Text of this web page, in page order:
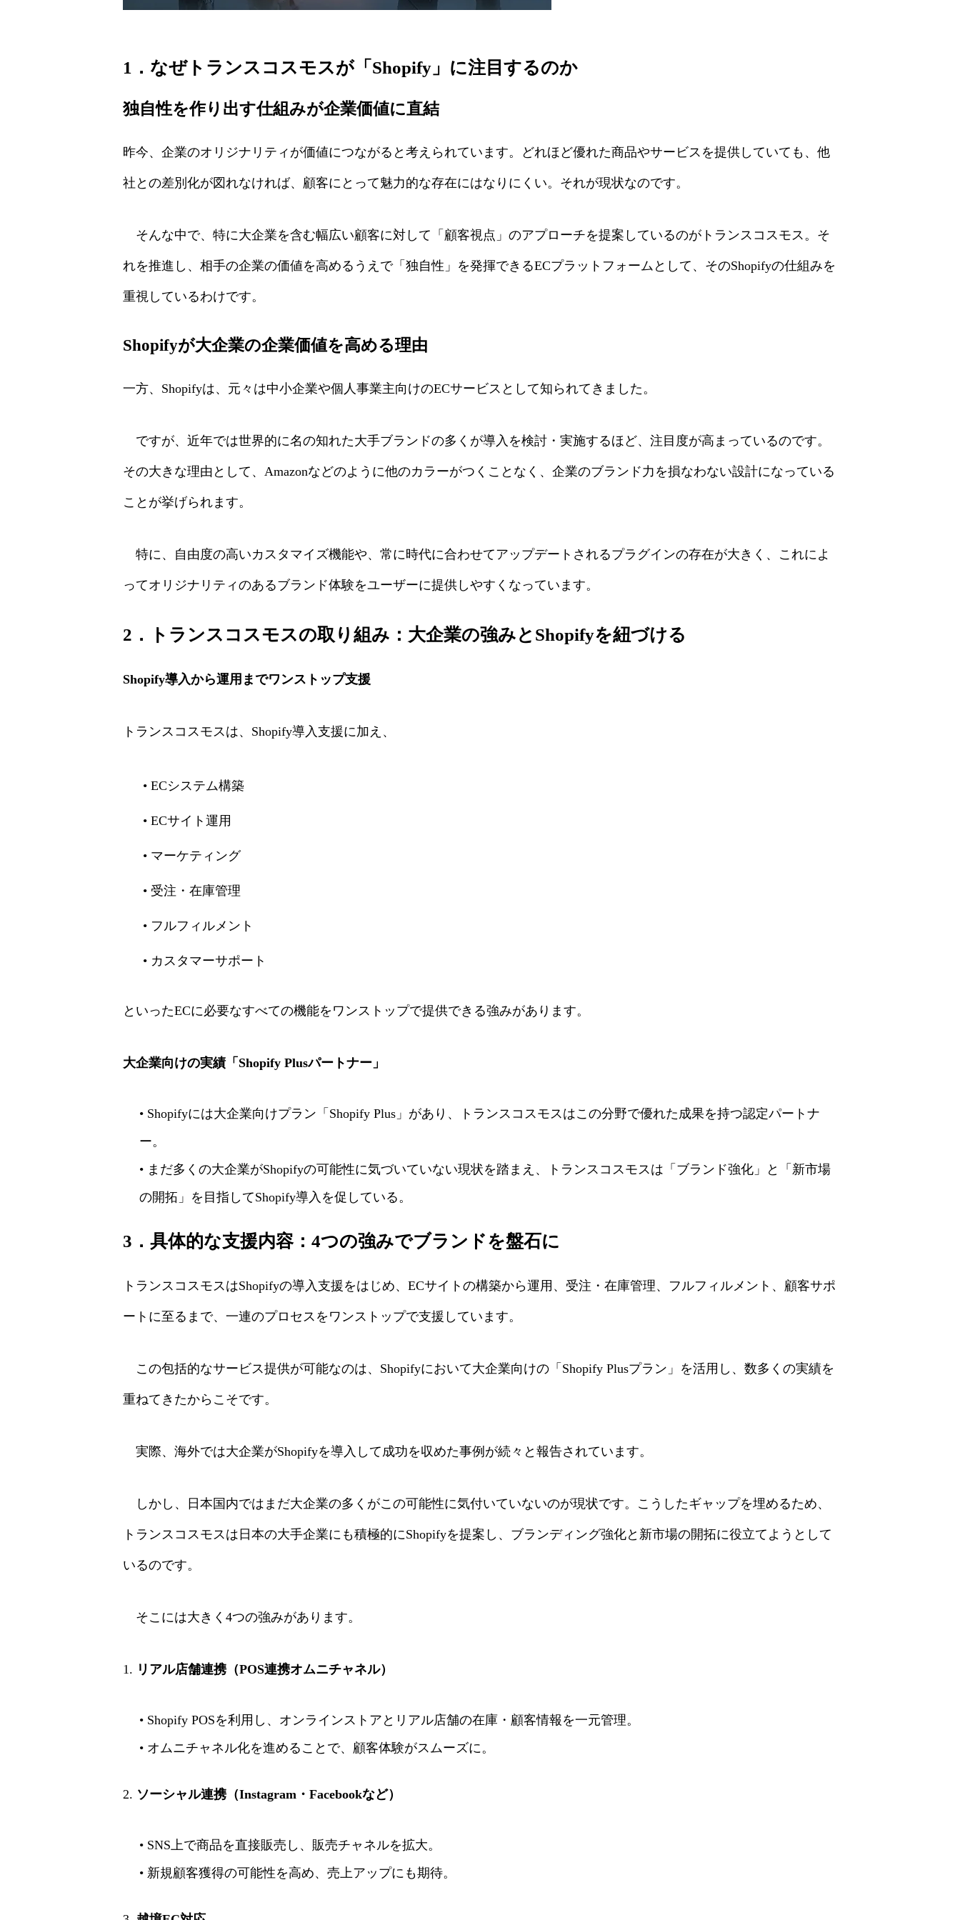
1．なぜトランスコスモスが「Shopify」に注目するのか
独自性を作り出す仕組みが企業価値に直結
昨今、企業のオリジナリティが価値につながると考えられています。どれほど優れた商品やサービスを提供していても、他
社との差別化が図れなければ、顧客にとって魅力的な存在にはなりにくい。それが現状なのです。
そんな中で、特に大企業を含む幅広い顧客に対して「顧客視点」のアプローチを提案しているのがトランスコスモス。そ
れを推進し、相手の企業の価値を高めるうえで「独自性」を発揮できるECプラットフォームとして、そのShopifyの仕組みを
重視しているわけです。
Shopifyが大企業の企業価値を高める理由
一方、Shopifyは、元々は中小企業や個人事業主向けのECサービスとして知られてきました。
ですが、近年では世界的に名の知れた大手ブランドの多くが導入を検討・実施するほど、注目度が高まっているのです。
その大きな理由として、Amazonなどのように他のカラーがつくことなく、企業のブランド力を損なわない設計になっている
ことが挙げられます。
特に、自由度の高いカスタマイズ機能や、常に時代に合わせてアップデートされるプラグインの存在が大きく、これによ
ってオリジナリティのあるブランド体験をユーザーに提供しやすくなっています。
2．トランスコスモスの取り組み：大企業の強みとShopifyを紐づける
Shopify導入から運用までワンストップ支援
トランスコスモスは、Shopify導入支援に加え、
• ECシステム構築
• ECサイト運用
• マーケティング
• 受注・在庫管理
• フルフィルメント
• カスタマーサポート
といったECに必要なすべての機能をワンストップで提供できる強みがあります。
大企業向けの実績「Shopify Plusパートナー」
• Shopifyには大企業向けプラン「Shopify Plus」があり、トランスコスモスはこの分野で優れた成果を持つ認定パートナ
ー。
• まだ多くの大企業がShopifyの可能性に気づいていない現状を踏まえ、トランスコスモスは「ブランド強化」と「新市場
の開拓」を目指してShopify導入を促している。
3．具体的な支援内容：4つの強みでブランドを盤石に
トランスコスモスはShopifyの導入支援をはじめ、ECサイトの構築から運用、受注・在庫管理、フルフィルメント、顧客サポ
ートに至るまで、一連のプロセスをワンストップで支援しています。
この包括的なサービス提供が可能なのは、Shopifyにおいて大企業向けの「Shopify Plusプラン」を活用し、数多くの実績を
重ねてきたからこそです。
実際、海外では大企業がShopifyを導入して成功を収めた事例が続々と報告されています。
しかし、日本国内ではまだ大企業の多くがこの可能性に気付いていないのが現状です。こうしたギャップを埋めるため、
トランスコスモスは日本の大手企業にも積極的にShopifyを提案し、ブランディング強化と新市場の開拓に役立てようとして
いるのです。
そこには大きく4つの強みがあります。
1. リアル店舗連携（POS連携オムニチャネル）
• Shopify POSを利用し、オンラインストアとリアル店舗の在庫・顧客情報を一元管理。
• オムニチャネル化を進めることで、顧客体験がスムーズに。
2. ソーシャル連携（Instagram・Facebookなど）
• SNS上で商品を直接販売し、販売チャネルを拡大。
• 新規顧客獲得の可能性を高め、売上アップにも期待。